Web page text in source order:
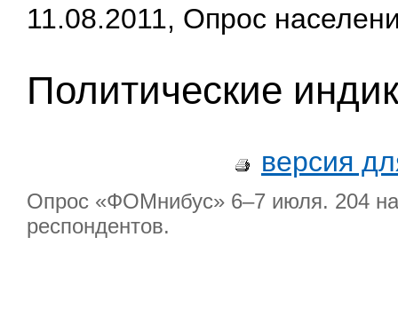
11.08.2011, Опрос
Политические
версия
Опрос «ФОМнибус» 6–7 июля. 204
респондентов.